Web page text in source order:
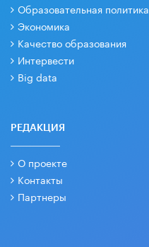
Образовательная политика
Экономика
Качество образования
Интервести
Big data
РЕДАКЦИЯ
О проекте
Контакты
Партнеры